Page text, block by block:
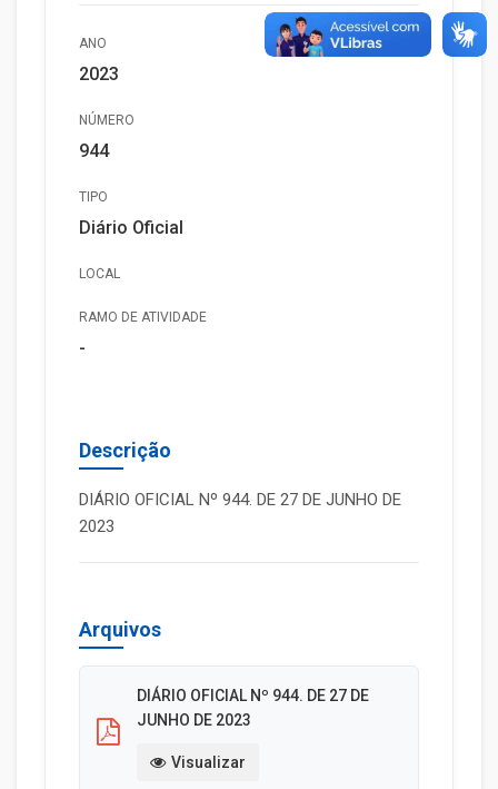
ANO
2023
NÚMERO
944
TIPO
Diário Oficial
LOCAL
RAMO DE ATIVIDADE
-
Descrição
DIÁRIO OFICIAL Nº 944. DE 27 DE JUNHO DE
2023
Arquivos
DIÁRIO OFICIAL Nº 944. DE 27 DE
JUNHO DE 2023
Visualizar